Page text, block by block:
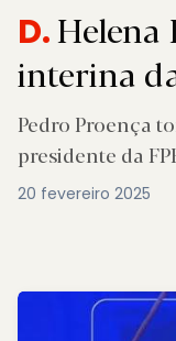
D.Helena
interina
Pedro Proença
presidente da
20 fevereiro 2025